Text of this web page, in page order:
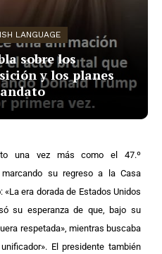
LANGUAGE
sobre los
y los planes
una vez más como el 47.º
su regreso a la Casa
era dorada de Estados Unidos
su esperanza de que, bajo su
respetada», mientras buscaba
El presidente también